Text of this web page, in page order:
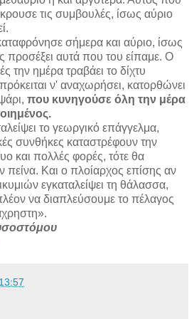
τις συμβουλές, ίσως αύριο
σήμερα και αύριο, ίσως
προσέξει αυτά που του είπαμε. Ο
την ημέρα τραβάει το δίχτυ
ν' αναχωρήσει, κατορθώνει
που κυνηγούσε όλη την μέρα
το γεωργικό επάγγελμα,
συνθήκες καταστρέφουν την
και πολλές φορές, τότε θα
πείνα. Και ο πλοίαρχος επίσης αν
εγκαταλείψει τη θάλασσα,
να διαπλεύσουμε το πέλαγος
13:57